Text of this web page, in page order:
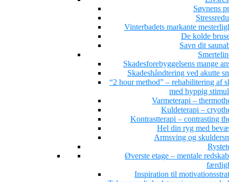
Søvnens
Vinterbadets markante
De kolde
Savn dit
Skadesforebyggelsens mange
Skadeshåndtering ved akutte
“2 hour method” – rehabilitering af
med hyppig
Varmeterapi –
Kuldeterapi –
Kontrastterapi – contrasting
Hel din ryg med
Armsving og
Øverste etage – mentale
Inspiration til